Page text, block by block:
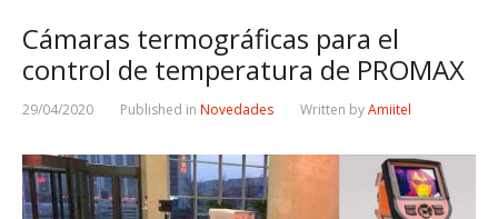
Cámaras termográficas para el
control de temperatura de PROMAX
29/04/2020 Published in Novedades Written byAmiitel